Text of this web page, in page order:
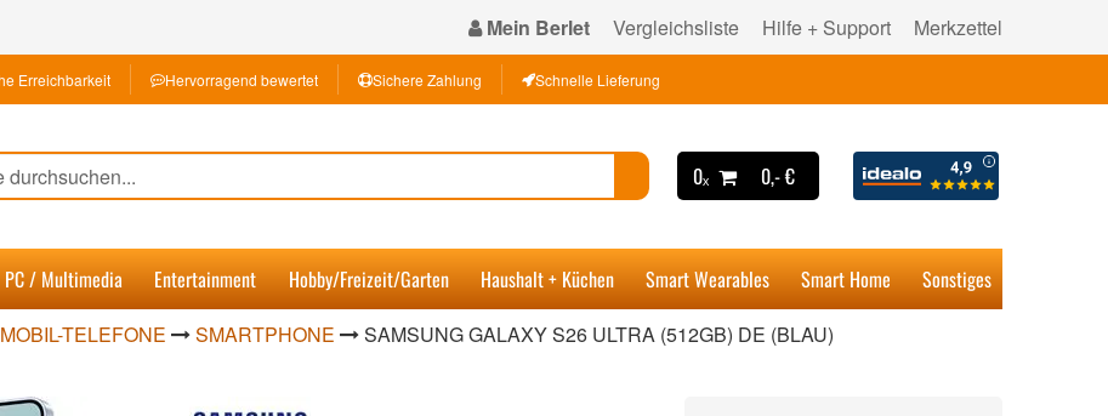
Mein Berlet Vergleichsliste Hilfe + Support Merkzettel
Erreichbarkeit Hervorragend bewertet Sichere Zahlung Schnelle Lieferung
0ₓ 0,- €
PC / Multimedia Entertainment Hobby/Freizeit/Garten Haushalt + Küchen Smart Wearables Smart Home Sonstiges
MOBIL-TELEFONE SMARTPHONE SAMSUNG GALAXY S26 ULTRA (512GB) DE (BLAU)